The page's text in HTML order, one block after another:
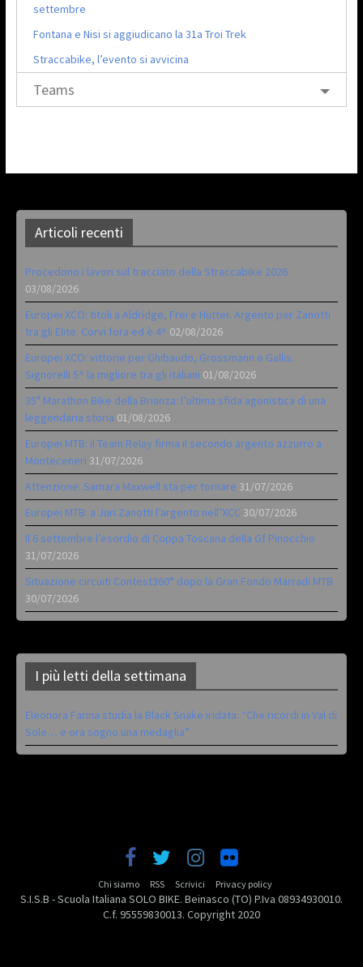
settembre
Fontana e Nisi si aggiudicano la 31a Troi Trek
Straccabike, l’evento si avvicina
Teams
Articoli recenti
Procedono i lavori sul tracciato della Straccabike 2026
03/08/2026
Europei XCO: titoli a Aldridge, Frei e Hutter. Argento per Zanotti
tra gli Elite. Corvi fora ed è 4^ 02/08/2026
Europei XCO: vittorie per Ghibaudo, Grossmann e Gallis.
Signorelli 5^ la migliore tra gli italiani 01/08/2026
35ª Marathon Bike della Brianza: l’ultima sfida agonistica di una
leggendaria storia 01/08/2026
Europei MTB: il Team Relay firma il secondo argento azzurro a
Monteceneri 31/07/2026
Attenzione: Samara Maxwell sta per tornare 31/07/2026
Europei MTB: a Juri Zanotti l’argento nell’XCC 30/07/2026
Il 6 settembre l’esordio di Coppa Toscana della Gf Pinocchio
31/07/2026
Situazione circuiti Contest360° dopo la Gran Fondo Marradi MTB
30/07/2026
I più letti della settimana
Eleonora Farina studia la Black Snake iridata: “Che ricordi in Val di
Sole… e ora sogno una medaglia”
Chi siamo RSS Scrivici Privacy policy
S.I.S.B - Scuola Italiana SOLO BIKE. Beinasco (TO) P.Iva 08934930010.
C.f. 95559830013. Copyright 2020